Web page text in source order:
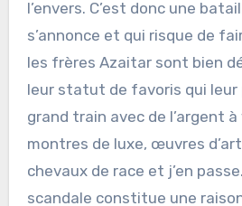
l’envers. C’est donc une
s’annonce et qui risque de
les frères Azaitar sont bien
leur statut de favoris qui leur
grand train avec de l’argent
montres de luxe, œuvres
chevaux de race et j’en
scandale constitue une